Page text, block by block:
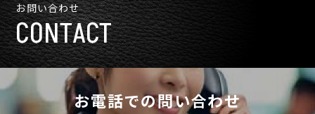
お問い合わせ
CONTACT
お電話での問い合わせ